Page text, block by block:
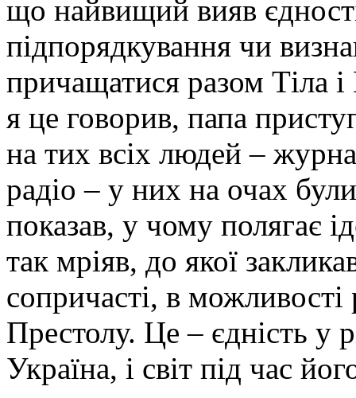
що найвищий вияв
підпорядкування чи
причащатися разом Тіла
я це говорив, папа
на тих всіх людей –
радіо – у них на очах
показав, у чому полягає
так мріяв, до якої
сопричасті, в
Престолу. Це – єдність у
Україна, і світ під час